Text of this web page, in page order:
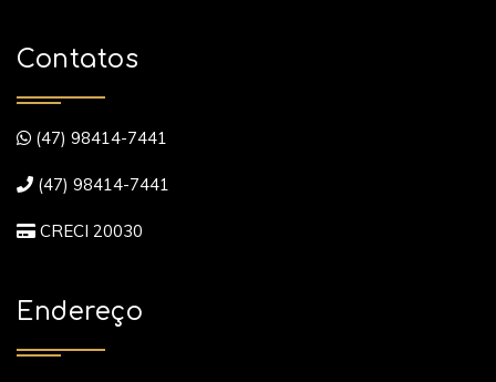
Contatos
(47) 98414-7441
(47) 98414-7441
CRECI 20030
Endereço